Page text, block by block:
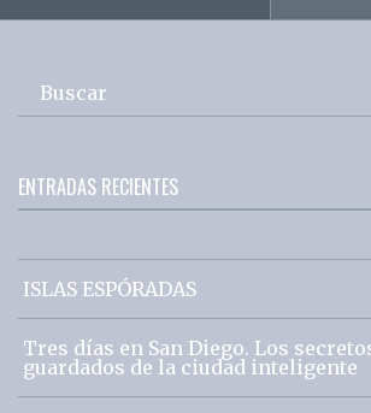
Buscar
ENTRADAS RECIENTES
ISLAS ESPÓRADAS
Tres días en San Diego. Los
guardados de la ciudad inteligente